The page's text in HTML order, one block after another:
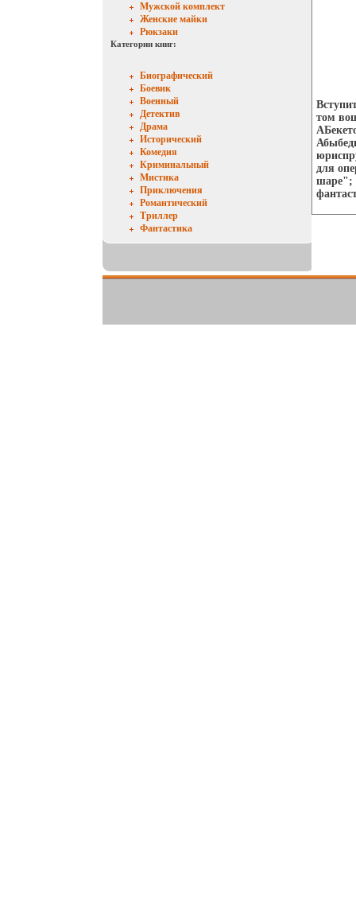
Мужской комплект
Женские майки
Рюкзаки
Категории книг:
Биографический
Боевик
Военный
Детектив
Драма
Исторический
Комедия
Криминальный
Мистика
Приключения
Романтический
Триллер
Фантастика
том
для
шаре";